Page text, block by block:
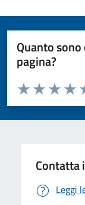
Quanto
pagina?
Valuta da 1 a 5
Valuta 3
Valuta 2
Valuta 1 stelle
Contatta
Leggi